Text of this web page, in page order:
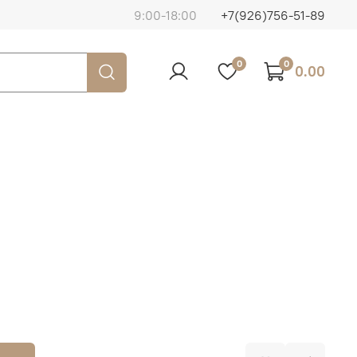
9:00-18:00 +7(926)756-51-89
0 0 0.00